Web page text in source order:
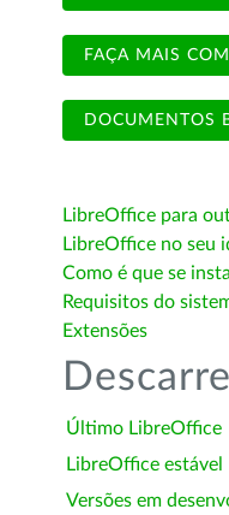
FAÇA MAIS
DOCUMENTOS
LibreOffice para
LibreOffice no seu
Como é que se
Requisitos do
Extensões
Último LibreOffice
LibreOffice estável
Versões em